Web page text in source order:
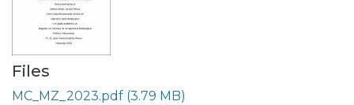
Files
MC_MZ_2023.pdf (3.79 MB)